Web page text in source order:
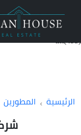
الرئيسية المطورين